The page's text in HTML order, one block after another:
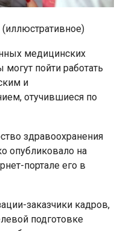
медицинских
могут пойти работать
и
отучившиеся по
здравоохранения
опубликовало на
портале его в
заказчики кадров,
подготовке